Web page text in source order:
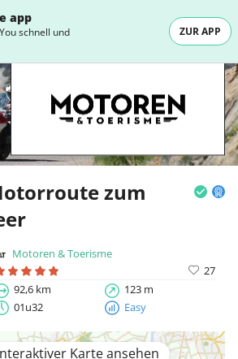
app
schnell und
ZUR APP
zum
Motoren & Toerisme
27
92,6 km
123 m
01u32
Easy
Karte ansehen